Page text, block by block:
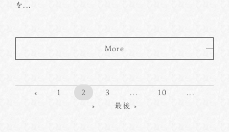
を...
More
« 1 2 3 10
»
最後 »